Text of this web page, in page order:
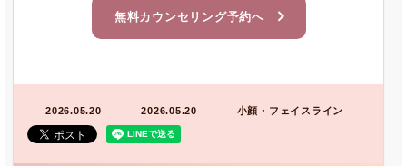
無料カウンセリング予約へ
2026.05.20 2026.05.20 小顔・フェイスライン